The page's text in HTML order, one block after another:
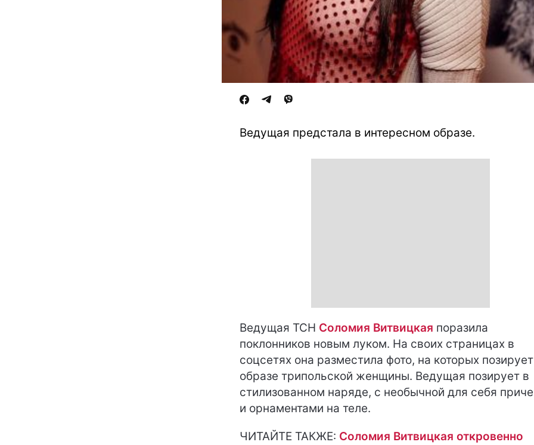
Ведущая предстала в интересном образе.
Ведущая ТСН Соломия Витвицкая поразила
поклонников новым луком. На своих страницах в
соцсетях она разместила фото, на которых
образе трипольской женщины. Ведущая позирует в
стилизованном наряде, с необычной для себя
и орнаментами на теле.
ЧИТАЙТЕ ТАКЖЕ: Соломия Витвицкая откровенно